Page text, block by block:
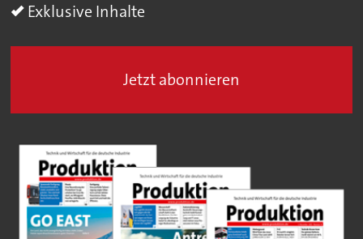
Exklusive Inhalte
Jetzt abonnieren